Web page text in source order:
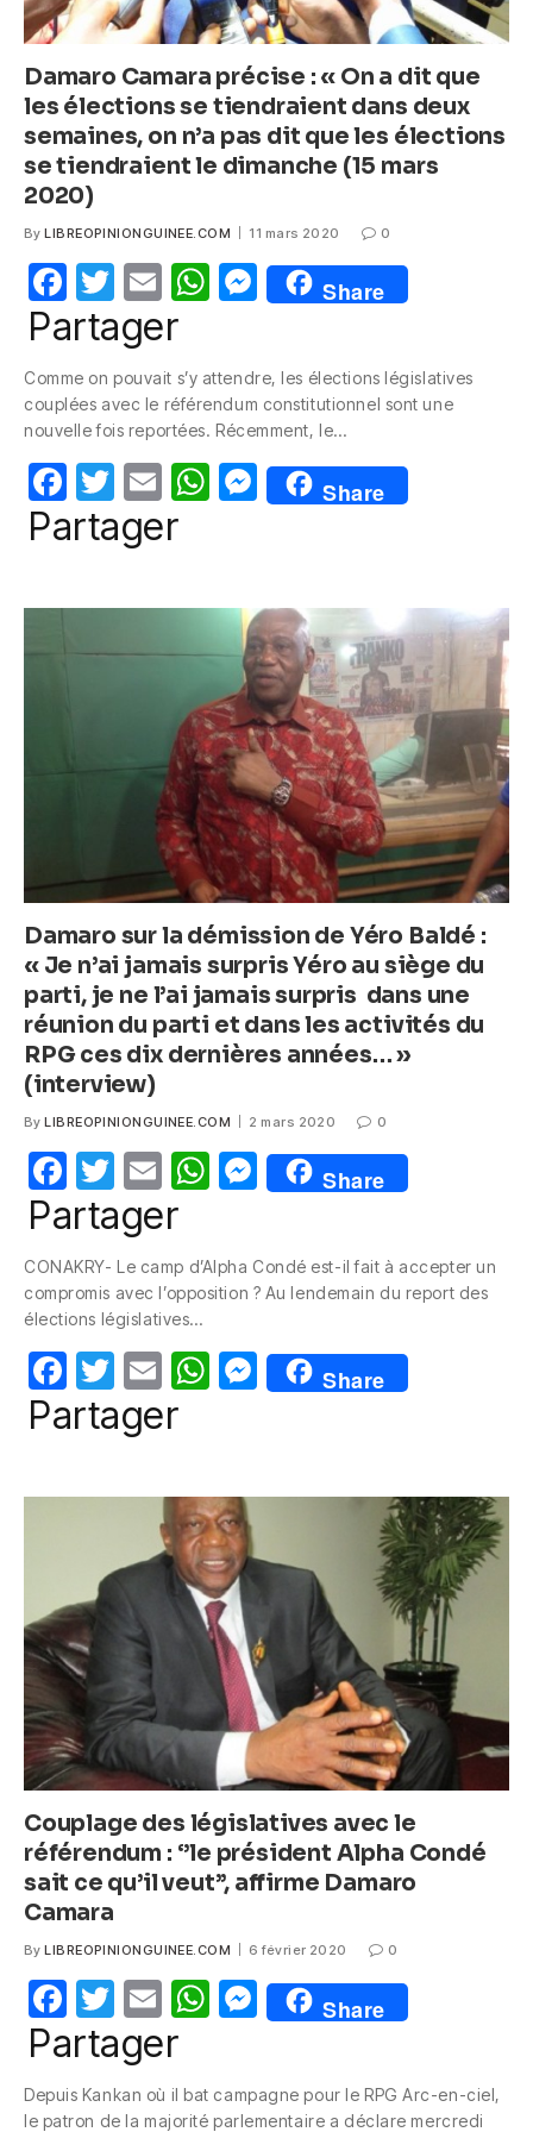
Damaro Camara précise : « On a dit que
les élections se tiendraient dans deux
semaines, on n’a pas dit que les élections
se tiendraient le dimanche (15 mars
2020)
By LIBREOPINIONGUINEE.COM 11 mars 2020 0
F
a
e
b
o
o
k
T
w
itt
er
E
m
W
s
A
p
p
M
e
e
n
g
er
Share
Partager
Comme on pouvait s’y attendre, les élections législatives
couplées avec le référendum constitutionnel sont une
nouvelle fois reportées. Récemment, le…
F
a
e
o
k
T
w
itt
er
E
m
W
s
A
p
p
M
e
e
n
g
er
Share
Partager
Damaro sur la démission de Yéro Baldé :
« Je n’ai jamais surpris Yéro au siège du
parti, je ne l’ai jamais surpris dans une
réunion du parti et dans les activités du
RPG ces dix dernières années… »
(interview)
By LIBREOPINIONGUINEE.COM 2 mars 2020 0
F
a
e
b
o
o
k
T
w
itt
er
E
m
W
s
p
p
M
e
e
g
er
Share
Partager
CONAKRY- Le camp d’Alpha Condé est-il fait à accepter un
compromis avec l’opposition ? Au lendemain du report des
élections législatives…
F
a
o
k
T
w
itt
E
m
W
A
p
p
M
e
g
er
Share
Partager
Couplage des législatives avec le
référendum : ‘’le président Alpha Condé
sait ce qu’il veut’’, affirme Damaro
Camara
By LIBREOPINIONGUINEE.COM 6 février 2020 0
F
a
e
T
w
itt
er
E
m
W
s
M
e
e
Share
Partager
Depuis Kankan où il bat campagne pour le RPG Arc-en-ciel,
le patron de la majorité parlementaire a déclare mercredi